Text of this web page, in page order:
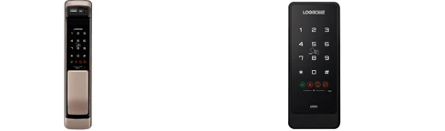
LOCKHOME กลอนประตูดิจิตอล รุ่น FELICE
คีย์การ์ด เชื่อมต่อกับแอพพลิเคชั่นบนมือถือ
LOCKHOME กลอนประตูดิจิตอล รุ่น Lumium
TN สำหรับประตูกระจกบานเปลือย ระบบกดรหัส